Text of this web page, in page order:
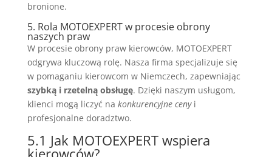
bronione.
5. Rola MOTOEXPERT w procesie obrony
naszych praw
W procesie obrony praw kierowców, MOTOEXPERT
odgrywa kluczową rolę. Nasza firma specjalizuje się
w pomaganiu kierowcom w Niemczech, zapewniając
szybką i rzetelną obsługę. Dzięki naszym usługom,
klienci mogą liczyć na konkurencyjne cenyi
profesjonalne doradztwo.
5.1 Jak MOTOEXPERT wspiera